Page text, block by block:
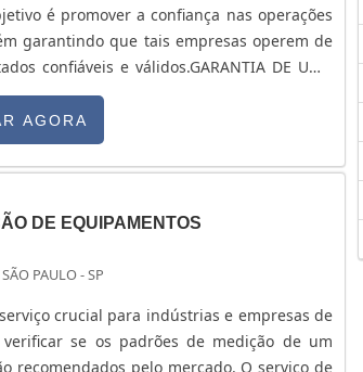
é promover a confiança nas operações
garantindo que tais empresas operem de
confiáveis e válidos.GARANTIA DE UMA
que o laboratório para ensaios e
competência técnica e metodologias
maior precisão e exatidão na medição
Para atuar no mercado, o laboratório deve
técnicas realizadas através deste
é preciso optar por aqueles que são
de calibração é importante atentar-se às
gerais, capacidade de medição e
AGORA
DE EQUIPAMENTOS
PAULO - SP
crucial para indústrias e empresas de
se os padrões de medição de um
recomendados pelo mercado. O serviço de